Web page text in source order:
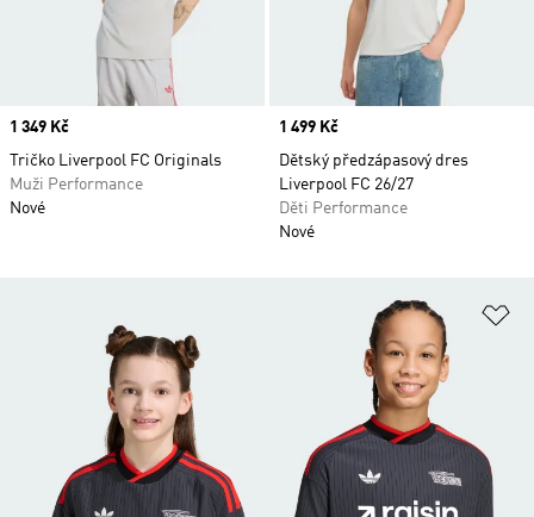
Price
1 349 Kč
Tričko Liverpool FC Originals
Muži Performance
Nové
Price
1 499 Kč
Dětský předzápasový dres
Liverpool FC 26/27
Děti Performance
Nové